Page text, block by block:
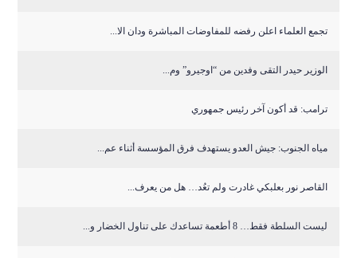
تجمع العلماء اعلن رفضه للمفاوضات المباشرة ودان الا...
الوزير حيدر التقى وفدين من “اوجيرو” وم...
ترامب: قد أكون آخر رئيس جمهوري
مياه الجنوب: جيش العدو يستهدف فرق المؤسسة أثناء عم...
القاصر نور بعلبكي غادرت ولم تعُد… هل من يعرف...
ليست السلطة فقط… 8 أطعمة تساعدك على تناول الخضار و...